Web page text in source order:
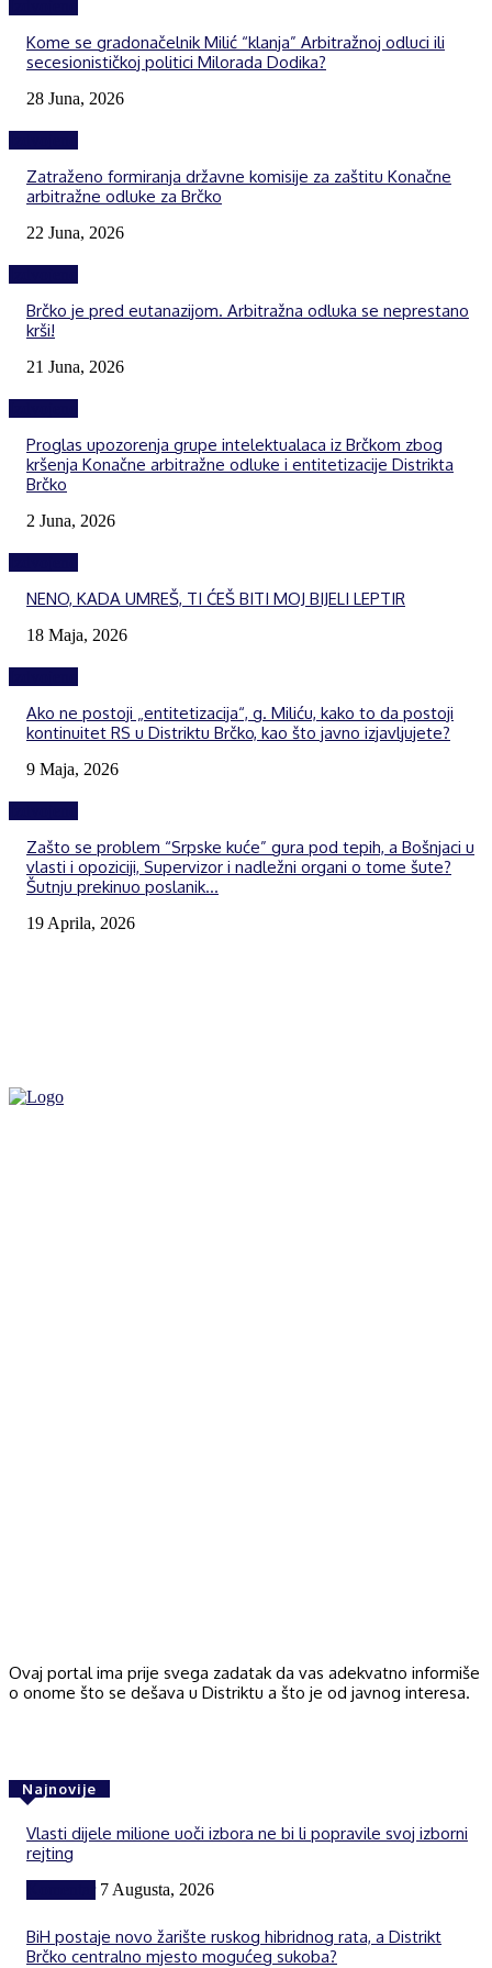
Kome se gradonačelnik Milić “klanja” Arbitražnoj odluci ili
secesionističkoj politici Milorada Dodika?
28 Juna, 2026
Zatraženo formiranja državne komisije za zaštitu Konačne
arbitražne odluke za Brčko
22 Juna, 2026
Brčko je pred eutanazijom. Arbitražna odluka se neprestano
krši!
21 Juna, 2026
Proglas upozorenja grupe intelektualaca iz Brčkom zbog
kršenja Konačne arbitražne odluke i entitetizacije Distrikta
Brčko
2 Juna, 2026
NENO, KADA UMREŠ, TI ĆEŠ BITI MOJ BIJELI LEPTIR
18 Maja, 2026
Ako ne postoji „entitetizacija“, g. Miliću, kako to da postoji
kontinuitet RS u Distriktu Brčko, kao što javno izjavljujete?
9 Maja, 2026
Zašto se problem “Srpske kuće” gura pod tepih, a Bošnjaci u
vlasti i opoziciji, Supervizor i nadležni organi o tome šute?
Šutnju prekinuo poslanik...
19 Aprila, 2026
Ovaj portal ima prije svega zadatak da vas adekvatno informiše
o onome što se dešava u Distriktu a što je od javnog interesa.
Najnovije
Vlasti dijele milione uoči izbora ne bi li popravile svoj izborni
rejting
7 Augusta, 2026
BiH postaje novo žarište ruskog hibridnog rata, a Distrikt
Brčko centralno mjesto mogućeg sukoba?